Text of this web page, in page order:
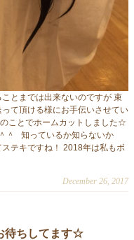
とまでは出来ないのですが 束
て頂ける様にお手伝いさせてい
ことでホームカットしました☆
＾ 知っているか知らないか
テキですね！ 2018年は私もボ
December 26, 2017
待ちしてます☆